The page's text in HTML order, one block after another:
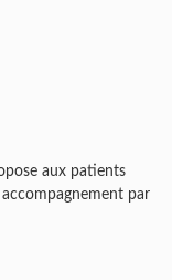
aux patients
par